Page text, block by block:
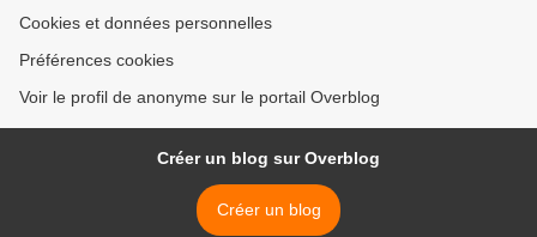
Cookies et données personnelles
Préférences cookies
Voir le profil de anonyme sur le portail Overblog
Créer un blog sur Overblog
Créer un blog